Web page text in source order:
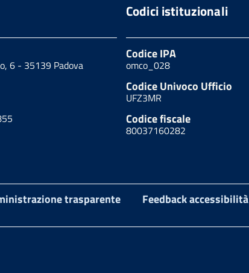
6 - 35139 Padova
Codici istituzionali
Codice IPA
omco_028
Codice Univoco Ufficio
UFZ3MR
Codice fiscale
80037160282
trasparente Feedback accessibilità